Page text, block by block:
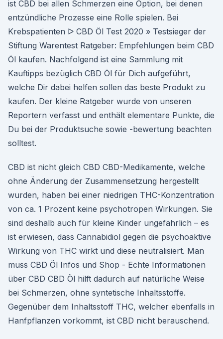
ist CBD bei allen Schmerzen eine Option, bei denen
entzündliche Prozesse eine Rolle spielen. Bei
Krebspatienten ᐅ CBD Öl Test 2020 » Testsieger der
Stiftung Warentest Ratgeber: Empfehlungen beim CBD
Öl kaufen. Nachfolgend ist eine Sammlung mit
Kauftipps bezüglich CBD Öl für Dich aufgeführt,
welche Dir dabei helfen sollen das beste Produkt zu
kaufen. Der kleine Ratgeber wurde von unseren
Reportern verfasst und enthält elementare Punkte, die
Du bei der Produktsuche sowie -bewertung beachten
solltest.
CBD ist nicht gleich CBD CBD-Medikamente, welche
ohne Änderung der Zusammensetzung hergestellt
wurden, haben bei einer niedrigen THC-Konzentration
von ca. 1 Prozent keine psychotropen Wirkungen. Sie
sind deshalb auch für kleine Kinder ungefährlich – es
ist erwiesen, dass Cannabidiol gegen die psychoaktive
Wirkung von THC wirkt und diese neutralisiert. Man
muss CBD Öl Infos und Shop - Echte Informationen
über CBD CBD Öl hilft dadurch auf natürliche Weise
bei Schmerzen, ohne syntetische Inhaltsstoffe.
Gegenüber dem Inhaltsstoff THC, welcher ebenfalls in
Hanfpflanzen vorkommt, ist CBD nicht berauschend.